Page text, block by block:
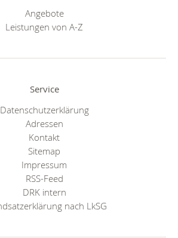
Angebote
Leistungen von A-Z
Service
Datenschutzerklärung
Adressen
Kontakt
Sitemap
Impressum
RSS-Feed
DRK intern
nach LkSG